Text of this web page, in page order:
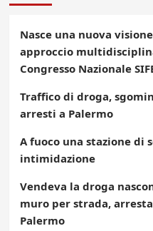
Nasce una nuova
approccio
Congresso Nazionale
Traffico di droga,
arresti a Palermo
A fuoco una stazione di
intimidazione
Vendeva la droga
muro per strada,
Palermo